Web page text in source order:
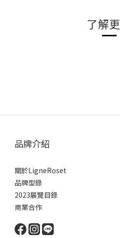
了解
品牌介紹
關於LigneRoset
品牌型錄
2023展覽目錄
商業合作